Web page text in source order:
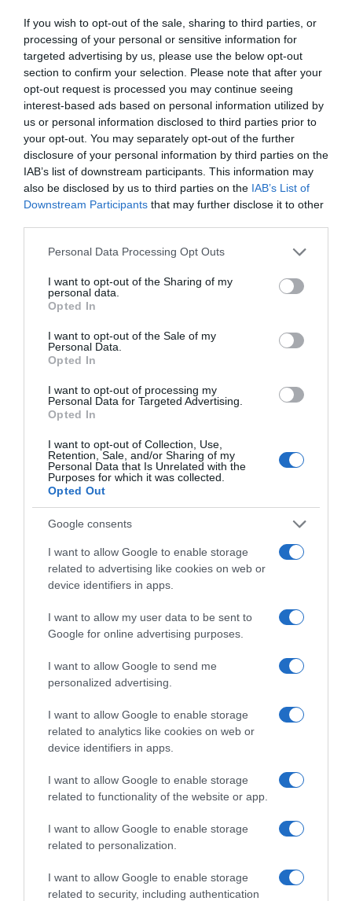
If you wish to opt-out of the sale, sharing to third parties, or
processing of your personal or sensitive information for
targeted advertising by us, please use the below opt-out
section to confirm your selection. Please note that after your
opt-out request is processed you may continue seeing
interest-based ads based on personal information utilized by
us or personal information disclosed to third parties prior to
your opt-out. You may separately opt-out of the further
disclosure of your personal information by third parties on the
IAB’s list of downstream participants. This information may
also be disclosed by us to third parties on the IAB’s List of
Downstream Participants that may further disclose it to other
Please note that this website/app uses one or more Google
not limited to your visit or usage behaviour. You may click to
grant or deny consent to Google and its third-party tags to
use your data for below specified purposes in below Google
consent section.
Personal Data Processing Opt Outs
I want to opt-out of the Sharing of my
personal data.
Opted In
I want to opt-out of the Sale of my
Personal Data.
Opted In
I want to opt-out of processing my
Personal Data for Targeted Advertising.
Opted In
I want to opt-out of Collection, Use,
Retention, Sale, and/or Sharing of my
Personal Data that Is Unrelated with the
Purposes for which it was collected.
Opted Out
Google consents
I want to allow Google to enable storage
related to advertising like cookies on web or
device identifiers in apps.
I want to allow my user data to be sent to
Google for online advertising purposes.
I want to allow Google to send me
personalized advertising.
I want to allow Google to enable storage
related to analytics like cookies on web or
device identifiers in apps.
I want to allow Google to enable storage
related to functionality of the website or app.
I want to allow Google to enable storage
related to personalization.
I want to allow Google to enable storage
related to security, including authentication
06.11.2025 - 12:03
ΔΙΕΘΝΗ
σε κέντρο κράτησης της υπηρεσίας
πληροφοριών (Βίντεο)
Τι ανέφερε η προεδρία της χώρας
04.10.2025 - 20:14
ΕΛΛΑΔΑ
Θεσσαλονίκη: Από τη Σομαλία ο δεύτερος
άνδρας που βρέθηκε νεκρός στη θάλασσα
17.09.2025 - 21:25